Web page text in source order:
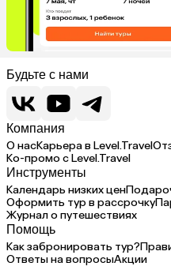
Будьте с нами
Компания
О насКарьера в Level.Travel
Ко-промо с Level.Travel
Инструменты
Календарь низких цен
Оформить тур в рассрочку
Журнал о путешествиях
Помощь
Как забронировать тур?
Ответы на вопросыАкции